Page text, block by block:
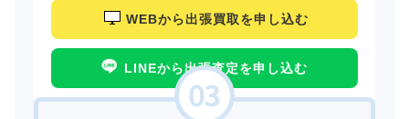
WEBから出張買取を申し込む
LINEから出張査定を申し込む